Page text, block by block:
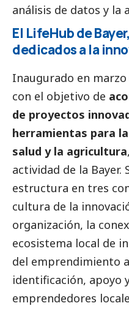
análisis de datos y la
El LifeHub de
dedicados a la
Inaugurado en marzo
con el objetivo de
de proyectos
herramientas para
salud y la agricultura
actividad de la Bayer.
estructura en tres
cultura de la
organización, la
ecosistema local de
del emprendimiento
identificación, apoyo
emprendedores